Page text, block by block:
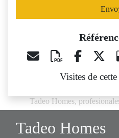
Visites de
Tadeo Homes,
Tadeo Homes